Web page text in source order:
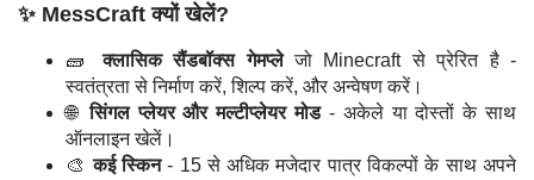
✨ MessCraft क्यों खेलें?
🧱क्लासिक सैंडबॉक्स गेमप्लेजो Minecraft से प्रेरित है -
स्वतंत्रता से निर्माण करें, शिल्प करें, और अन्वेषण करें।
🌐सिंगल प्लेयर और मल्टीप्लेयर मोड- अकेले या दोस्तों के साथ
ऑनलाइन खेलें।
🎨कई स्किन- 15 से अधिक मजेदार पात्र विकल्पों के साथ अपने